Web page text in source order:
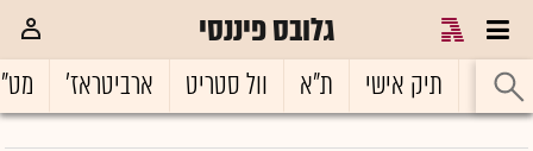
גלובס פיננסי
ראשי תיק אישי ת"א וול סטריט ארביטראז'